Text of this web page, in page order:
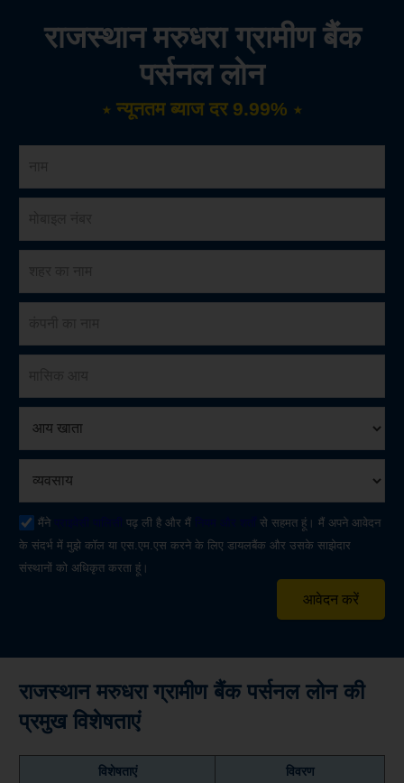
राजस्थान मरुधरा ग्रामीण बैंक
पर्सनल लोन
⋆ न्यूनतम ब्याज दर 9.99% ⋆
मैंने पढ़ ली है और मैंनियम और शर्तों
से सहमत हूं। मैं अपने आवेदन
के संदर्भ में मुझे कॉल या एस.एम.एस करने के लिए डायलबैंक और उसके साझेदार
संस्थानों को अधिकृत करता हूं।
आवेदन करें
राजस्थान मरुधरा ग्रामीण बैंक पर्सनल लोन की
प्रमुख विशेषताएं
विशेषताएं विवरण